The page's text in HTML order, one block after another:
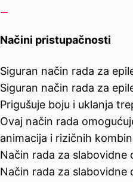
Načini pristupačnosti
Siguran način rada za
Siguran način rada za
Prigušuje boju i uklanja
Ovaj način rada
animacija i rizičnih
Način rada za slabovidne
Način rada za slabovidne